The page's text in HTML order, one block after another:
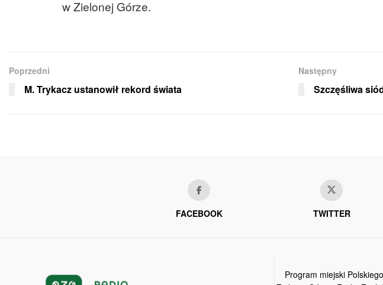
w Zielonej Górze.
Poprzedni
M. Trykacz ustanowił rekord świata
Następny
Szczęśliwa
FACEBOOK TWITTER
Program miejski